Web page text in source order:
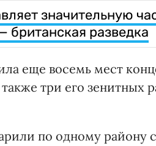
значительную
британская разведка
еще восемь мест
три его зенитных
по одному району